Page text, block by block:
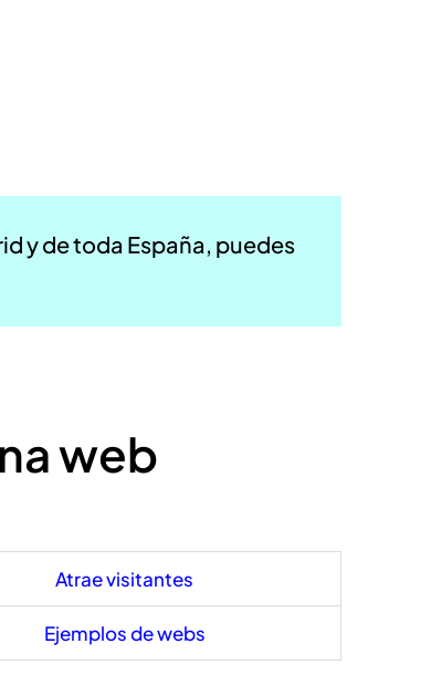
y de toda España, puedes
web
Atrae visitantes
Ejemplos de webs